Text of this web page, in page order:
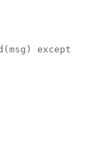
except